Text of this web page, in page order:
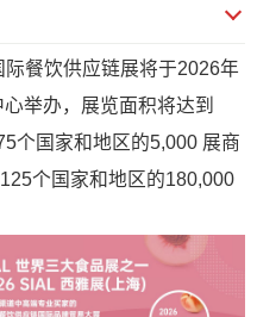
餐饮供应链展将于2026年
举办，展览面积将达到
个国家和地区的5,000 展商
个国家和地区的180,000